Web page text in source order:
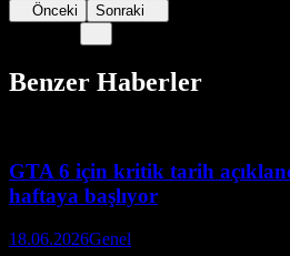
Önceki Sonraki
Benzer Haberler
GTA 6 için kritik tarih
haftaya başlıyor
18.06.2026Genel